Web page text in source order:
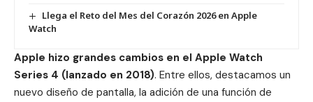
Llega el Reto del Mes del Corazón 2026 en Apple
Watch
Apple hizo grandes cambios en el Apple Watch
Series 4 (lanzado en 2018). Entre ellos, destacamos un
nuevo diseño de pantalla, la adición de una función de